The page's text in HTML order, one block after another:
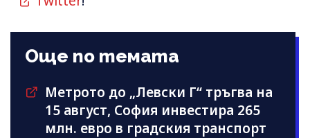
Още по темата
Метрото до „Левски Г“ тръгва на
15 август, София инвестира 265
млн. евро в градския транспорт